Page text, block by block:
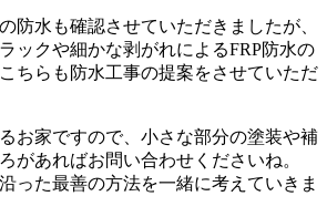
防水も確認させていただきましたが、
ックや細かな剥がれによるFRP防水の
ちらも防水工事の提案をさせていただ
お家ですので、小さな部分の塗装や補
があればお問い合わせくださいね。
った最善の方法を一緒に考えていきま